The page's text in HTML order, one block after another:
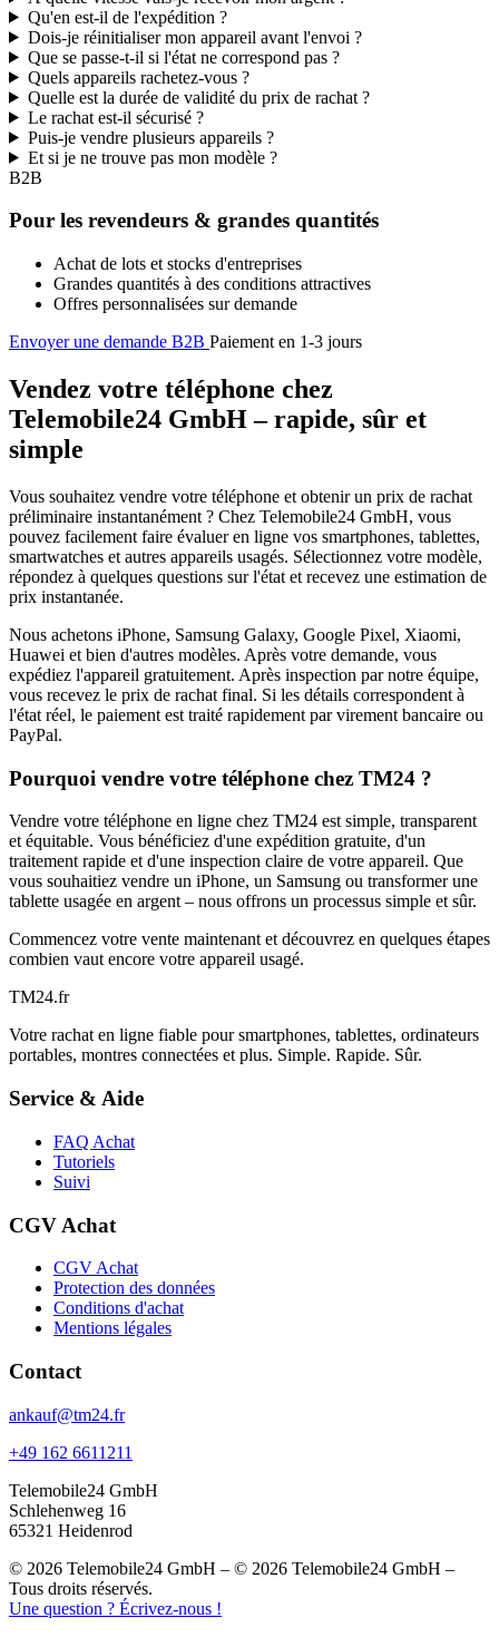
Qu'en est-il de l'expédition ?
Dois-je réinitialiser mon appareil avant l'envoi ?
Que se passe-t-il si l'état ne correspond pas ?
Quels appareils rachetez-vous ?
Quelle est la durée de validité du prix de rachat ?
Le rachat est-il sécurisé ?
Puis-je vendre plusieurs appareils ?
Et si je ne trouve pas mon modèle ?
B2B
Pour les revendeurs & grandes quantités
Achat de lots et stocks d'entreprises
Grandes quantités à des conditions attractives
Offres personnalisées sur demande
Envoyer une demande B2B Paiement en 1-3 jours
Vendez votre téléphone chez
Telemobile24 GmbH – rapide, sûr et
simple
Vous souhaitez vendre votre téléphone et obtenir un prix de rachat
préliminaire instantanément ? Chez Telemobile24 GmbH, vous
pouvez facilement faire évaluer en ligne vos smartphones, tablettes,
smartwatches et autres appareils usagés. Sélectionnez votre modèle,
répondez à quelques questions sur l'état et recevez une estimation de
prix instantanée.
Nous achetons iPhone, Samsung Galaxy, Google Pixel, Xiaomi,
Huawei et bien d'autres modèles. Après votre demande, vous
expédiez l'appareil gratuitement. Après inspection par notre équipe,
vous recevez le prix de rachat final. Si les détails correspondent à
l'état réel, le paiement est traité rapidement par virement bancaire ou
PayPal.
Pourquoi vendre votre téléphone chez TM24 ?
Vendre votre téléphone en ligne chez TM24 est simple, transparent
et équitable. Vous bénéficiez d'une expédition gratuite, d'un
traitement rapide et d'une inspection claire de votre appareil. Que
vous souhaitiez vendre un iPhone, un Samsung ou transformer une
tablette usagée en argent – nous offrons un processus simple et sûr.
Commencez votre vente maintenant et découvrez en quelques étapes
combien vaut encore votre appareil usagé.
TM24.fr
Votre rachat en ligne fiable pour smartphones, tablettes, ordinateurs
portables, montres connectées et plus. Simple. Rapide. Sûr.
Service & Aide
FAQ Achat
Tutoriels
Suivi
CGV Achat
CGV Achat
Protection des données
Conditions d'achat
Mentions légales
Contact
ankauf@tm24.fr
+49 162 6611211
Telemobile24 GmbH
Schlehenweg 16
65321 Heidenrod
© 2026 Telemobile24 GmbH – © 2026 Telemobile24 GmbH –
Tous droits réservés.
Une question ? Écrivez-nous !